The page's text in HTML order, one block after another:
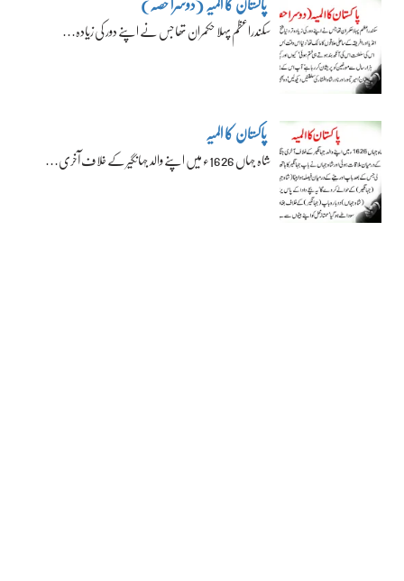
سکندراعظم پہلا حکمران تھا جس نے اپنے دور کی زیادہ…
پاکستان کا المیہ
شاہ جہاں 1626ء میں اپنے والد جہانگیر کے خلاف آخری…